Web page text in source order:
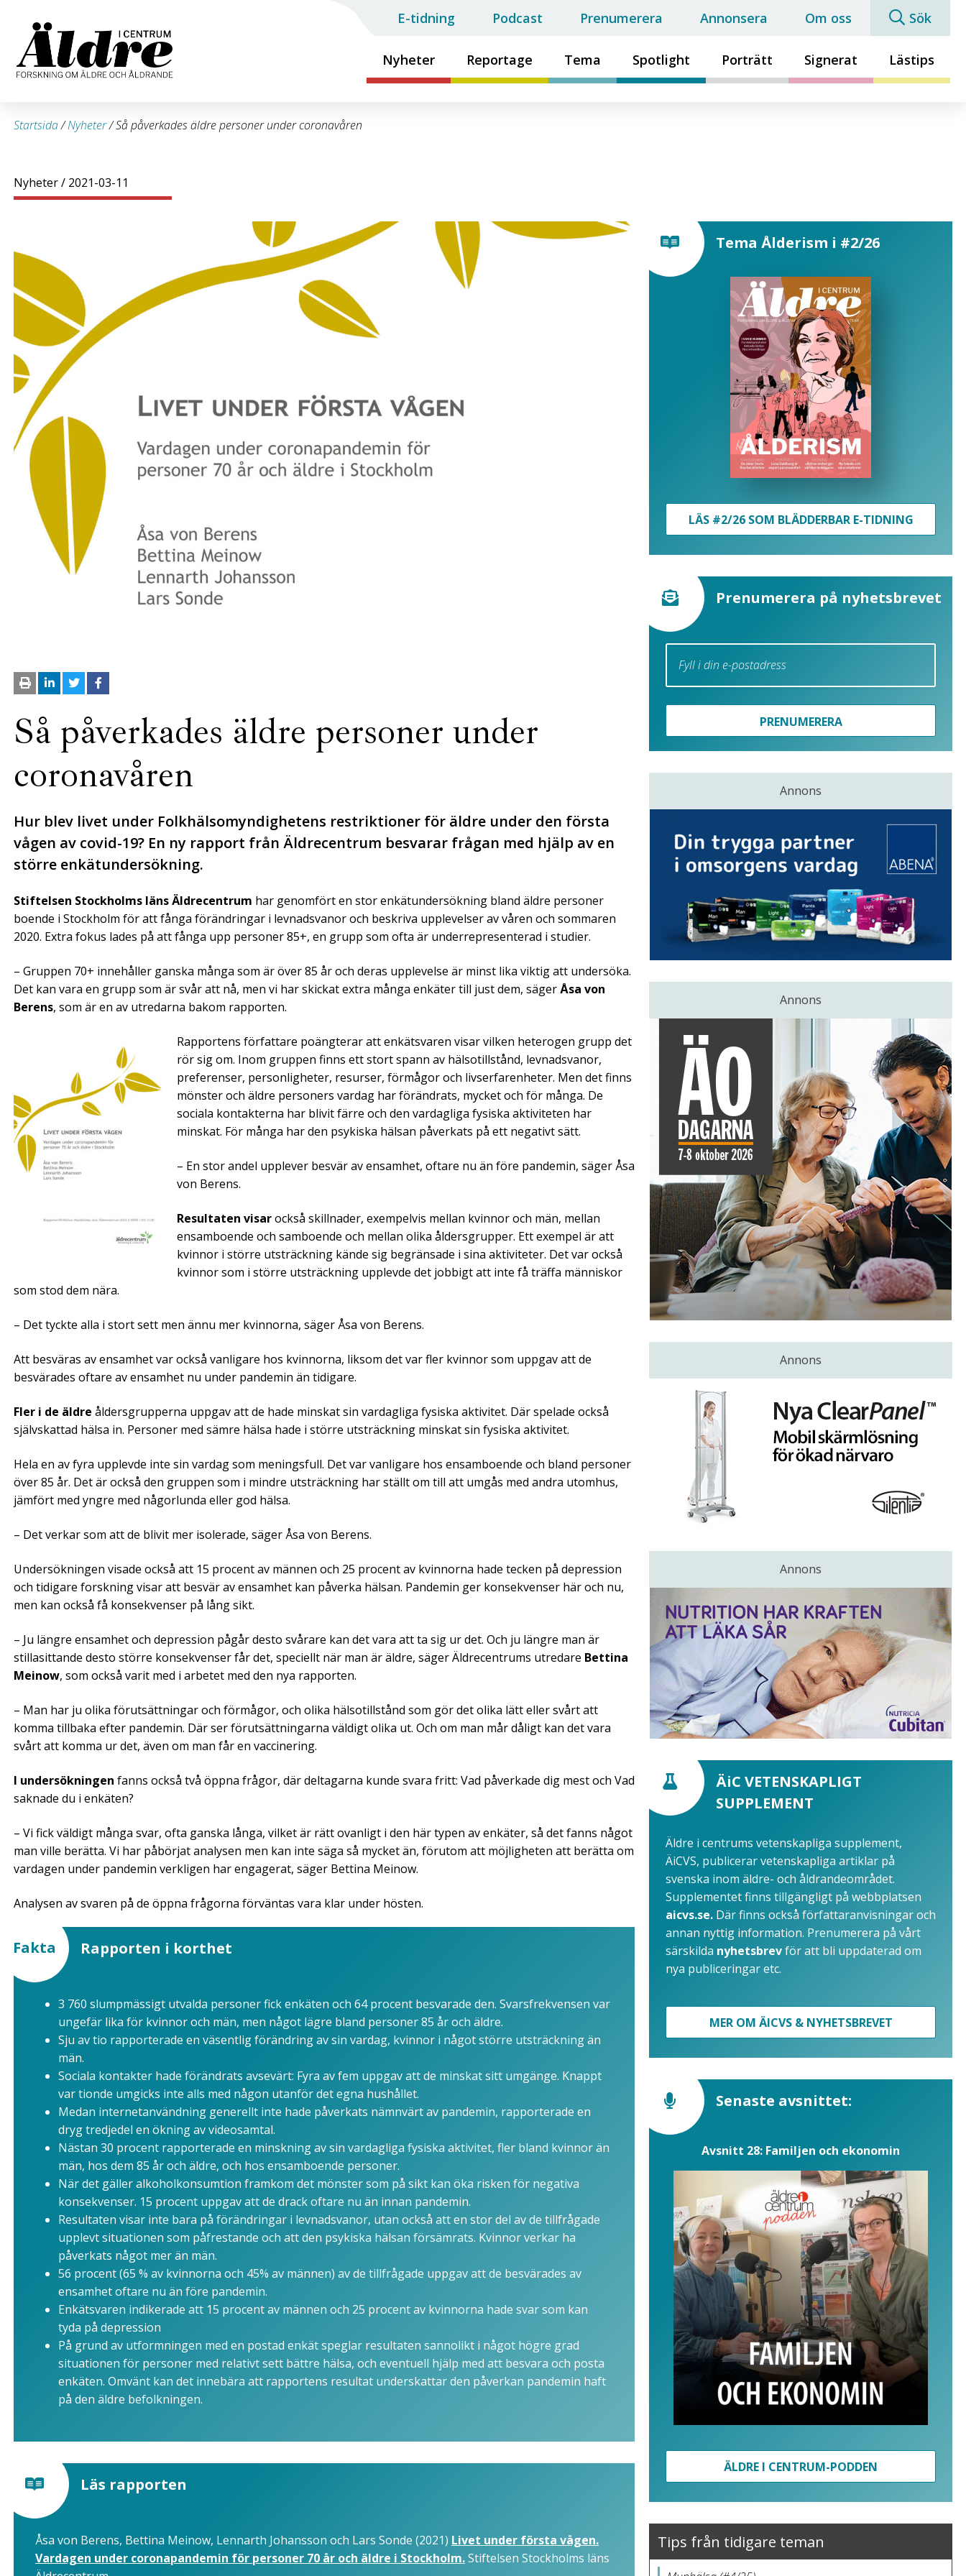
Nyheter Reportage Tema Spotlight Porträtt Signerat Lästips
E-tidning Podcast Prenumerera Annonsera Om oss Sök
Startsida/Nyheter/Så påverkades äldre personer under coronavåren
Nyheter/ 2021-03-11
Så påverkades äldre personer under
coronavåren
Hur blev livet under Folkhälsomyndighetens restriktioner för äldre under den första
vågen av covid-19? En ny rapport från Äldrecentrum besvarar frågan med hjälp av en
större enkätundersökning.
Stiftelsen Stockholms läns Äldrecentrum har genomfört en stor enkätundersökning bland äldre personer
boende i Stockholm för att fånga förändringar i levnadsvanor och beskriva upplevelser av våren och sommaren
2020. Extra fokus lades på att fånga upp personer 85+, en grupp som ofta är underrepresenterad i studier.
– Gruppen 70+ innehåller ganska många som är över 85 år och deras upplevelse är minst lika viktig att undersöka.
Det kan vara en grupp som är svår att nå, men vi har skickat extra många enkäter till just dem, sägerÅsa von
Berens, som är en av utredarna bakom rapporten.
Rapportens författare poängterar att enkätsvaren visar vilken heterogen grupp det
rör sig om. Inom gruppen finns ett stort spann av hälsotillstånd, levnadsvanor,
preferenser, personligheter, resurser, förmågor och livserfarenheter. Men det finns
mönster och äldre personers vardag har förändrats, mycket och för många. De
sociala kontakterna har blivit färre och den vardagliga fysiska aktiviteten har
minskat. För många har den psykiska hälsan påverkats på ett negativt sätt.
– En stor andel upplever besvär av ensamhet, oftare nu än före pandemin, säger Åsa
von Berens.
Resultaten visarockså skillnader, exempelvis mellan kvinnor och män, mellan
ensamboende och samboende och mellan olika åldersgrupper. Ett exempel är att
kvinnor i större utsträckning kände sig begränsade i sina aktiviteter. Det var också
kvinnor som i större utsträckning upplevde det jobbigt att inte få träffa människor
som stod dem nära.
– Det tyckte alla i stort sett men ännu mer kvinnorna, säger Åsa von Berens.
Att besväras av ensamhet var också vanligare hos kvinnorna, liksom det var fler kvinnor som uppgav att de
besvärades oftare av ensamhet nu under pandemin än tidigare.
Fler i de äldre åldersgrupperna uppgav att de hade minskat sin vardagliga fysiska aktivitet. Där spelade också
självskattad hälsa in. Personer med sämre hälsa hade i större utsträckning minskat sin fysiska aktivitet.
Hela en av fyra upplevde inte sin vardag som meningsfull. Det var vanligare hos ensamboende och bland personer
över 85 år. Det är också den gruppen som i mindre utsträckning har ställt om till att umgås med andra utomhus,
jämfört med yngre med någorlunda eller god hälsa.
– Det verkar som att de blivit mer isolerade, säger Åsa von Berens.
Undersökningen visade också att 15 procent av männen och 25 procent av kvinnorna hade tecken på depression
och tidigare forskning visar att besvär av ensamhet kan påverka hälsan. Pandemin ger konsekvenser här och nu,
men kan också få konsekvenser på lång sikt.
– Ju längre ensamhet och depression pågår desto svårare kan det vara att ta sig ur det. Och ju längre man är
stillasittande desto större konsekvenser får det, speciellt när man är äldre, säger Äldrecentrums utredare Bettina
Meinow, som också varit med i arbetet med den nya rapporten.
– Man har ju olika förutsättningar och förmågor, och olika hälsotillstånd som gör det olika lätt eller svårt att
komma tillbaka efter pandemin. Där ser förutsättningarna väldigt olika ut. Och om man mår dåligt kan det vara
svårt att komma ur det, även om man får en vaccinering.
I undersökningen fanns också två öppna frågor, där deltagarna kunde svara fritt: Vad påverkade dig mest och Vad
saknade du i enkäten?
– Vi fick väldigt många svar, ofta ganska långa, vilket är rätt ovanligt i den här typen av enkäter, så det fanns något
man ville berätta. Vi har påbörjat analysen men kan inte säga så mycket än, förutom att möjligheten att berätta om
vardagen under pandemin verkligen har engagerat, säger Bettina Meinow.
Analysen av svaren på de öppna frågorna förväntas vara klar under hösten.
Fakta Rapporten i korthet
3 760 slumpmässigt utvalda personer fick enkäten och 64 procent besvarade den. Svarsfrekvensen var
ungefär lika för kvinnor och män, men något lägre bland personer 85 år och äldre.
Sju av tio rapporterade en väsentlig förändring av sin vardag, kvinnor i något större utsträckning än
män.
Sociala kontakter hade förändrats avsevärt: Fyra av fem uppgav att de minskat sitt umgänge. Knappt
var tionde umgicks inte alls med någon utanför det egna hushållet.
Medan internetanvändning generellt inte hade påverkats nämnvärt av pandemin, rapporterade en
dryg tredjedel en ökning av videosamtal.
Nästan 30 procent rapporterade en minskning av sin vardagliga fysiska aktivitet, fler bland kvinnor än
män, hos dem 85 år och äldre, och hos ensamboende personer.
När det gäller alkoholkonsumtion framkom det mönster som på sikt kan öka risken för negativa
konsekvenser. 15 procent uppgav att de drack oftare nu än innan pandemin.
Resultaten visar inte bara på förändringar i levnadsvanor, utan också att en stor del av de tillfrågade
upplevt situationen som påfrestande och att den psykiska hälsan försämrats. Kvinnor verkar ha
påverkats något mer än män.
56 procent (65 % av kvinnorna och 45% av männen) av de tillfrågade uppgav att de besvärades av
ensamhet oftare nu än före pandemin.
Enkätsvaren indikerade att 15 procent av männen och 25 procent av kvinnorna hade svar som kan
tyda på depression
På grund av utformningen med en postad enkät speglar resultaten sannolikt i något högre grad
situationen för personer med relativt sett bättre hälsa, och eventuell hjälp med att besvara och posta
enkäten. Omvänt kan det innebära att rapportens resultat underskattar den påverkan pandemin haft
på den äldre befolkningen.
Läs rapporten
Åsa von Berens, Bettina Meinow, Lennarth Johansson och Lars Sonde (2021) Livet under första vågen.
Vardagen under coronapandemin för personer 70 år och äldre i Stockholm.Stiftelsen Stockholms läns
Tema Ålderism i #2/26
LÄS #2/26 SOM BLÄDDERBAR E-TIDNING
Prenumerera på nyhetsbrevet
PRENUMERERA
Annons
Annons
Annons
Annons
ÄiC VETENSKAPLIGT
SUPPLEMENT
Äldre i centrums vetenskapliga supplement,
ÄiCVS, publicerar vetenskapliga artiklar på
svenska inom äldre- och åldrandeområdet.
Supplementet finns tillgängligt på webbplatsen
aicvs.se. Där finns också författaranvisningar och
annan nyttig information. Prenumerera på vårt
särskilda nyhetsbrevför att bli uppdaterad om
nya publiceringar etc.
MER OM ÄICVS & NYHETSBREVET
Senaste avsnittet:
Avsnitt 28: Familjen och ekonomin
ÄLDRE I CENTRUM-PODDEN
Tips från tidigare teman